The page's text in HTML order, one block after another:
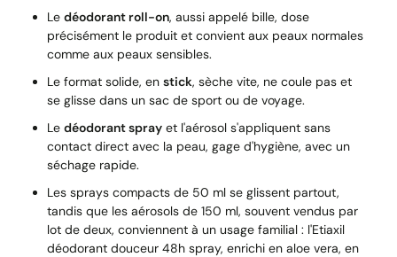
Le déodorant roll-on, aussi appelé bille, dose
précisément le produit et convient aux peaux normales
comme aux peaux sensibles.
Le format solide, en stick, sèche vite, ne coule pas et
se glisse dans un sac de sport ou de voyage.
Le déodorant spray et l'aérosol s'appliquent sans
contact direct avec la peau, gage d'hygiène, avec un
séchage rapide.
Les sprays compacts de 50 ml se glissent partout,
tandis que les aérosols de 150 ml, souvent vendus par
lot de deux, conviennent à un usage familial : l'Etiaxil
déodorant douceur 48h spray, enrichi en aloe vera, en